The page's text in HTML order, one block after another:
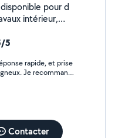
pour d
intérieur,
5
rapide, et prise
Je recommande
Contacter